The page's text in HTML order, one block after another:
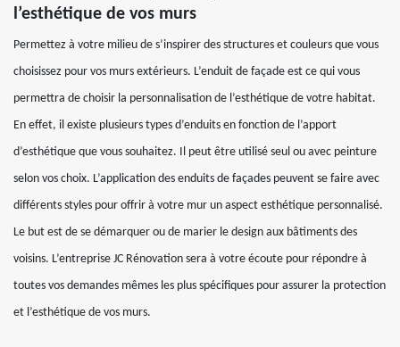
l’esthétique de vos murs
Permettez à votre milieu de s’inspirer des structures et couleurs que vous
choisissez pour vos murs extérieurs. L’enduit de façade est ce qui vous
permettra de choisir la personnalisation de l’esthétique de votre habitat.
En effet, il existe plusieurs types d’enduits en fonction de l’apport
d’esthétique que vous souhaitez. Il peut être utilisé seul ou avec peinture
selon vos choix. L’application des enduits de façades peuvent se faire avec
différents styles pour offrir à votre mur un aspect esthétique personnalisé.
Le but est de se démarquer ou de marier le design aux bâtiments des
voisins. L’entreprise JC Rénovation sera à votre écoute pour répondre à
toutes vos demandes mêmes les plus spécifiques pour assurer la protection
et l’esthétique de vos murs.